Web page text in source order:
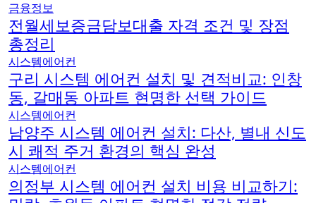
금융정보
전월세보증금담보대출 자격 조건 및 장점
총정리
시스템에어컨
구리 시스템 에어컨 설치 및 견적비교: 인창
동, 갈매동 아파트 현명한 선택 가이드
시스템에어컨
남양주 시스템 에어컨 설치: 다산, 별내 신도
시 쾌적 주거 환경의 핵심 완성
시스템에어컨
의정부 시스템 에어컨 설치 비용 비교하기: